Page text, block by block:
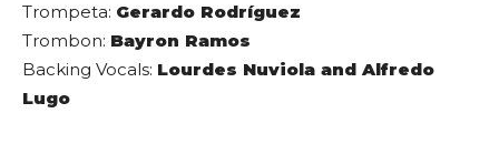
Trompeta: Gerardo Rodríguez
Trombon: Bayron Ramos
Backing Vocals: Lourdes Nuviola and Alfredo
Lugo